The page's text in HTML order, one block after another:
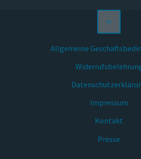
Allgemeine
Impressum
Kontakt
Presse